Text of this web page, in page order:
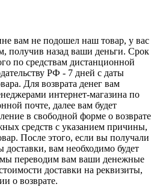
вам не подошел наш товар, у вас
получив назад ваши деньги. Срок
по средствам дистанционной
РФ - 7 дней с даты
Для возврата денег вам
интернет-магазина по
почте, далее вам будет
в свободной форме о возврате
средств с указанием причины,
После этого, если вы получали
доставки, вам необходимо будет
мы переводим вам ваши денежные
доставки на реквизиты,
о возврате.